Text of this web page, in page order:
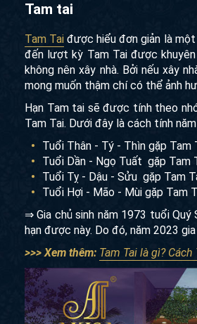
Tam tai
Tam Tai được hiểu đơn giản là
đến lượt kỳ Tam Tai được
không nên xây nhà. Bởi nếu xây
mong muốn thậm chí có thể ảnh
Hạn Tam tai sẽ được tính theo
Tam Tai. Dưới đây là cách tính
Tuổi Thân - Tý - Thìn gặp Tam
Tuổi Dần - Ngọ Tuất gặp Tam
Tuổi Tỵ - Dậu - Sửu gặp Tam
Tuổi Hợi - Mão - Mùi gặp Tam
⇒ Gia chủ sinh năm 1973 tuổi Quý
hạn được này. Do đó, năm 2023
>>> Xem thêm: Tam Tai là gì?